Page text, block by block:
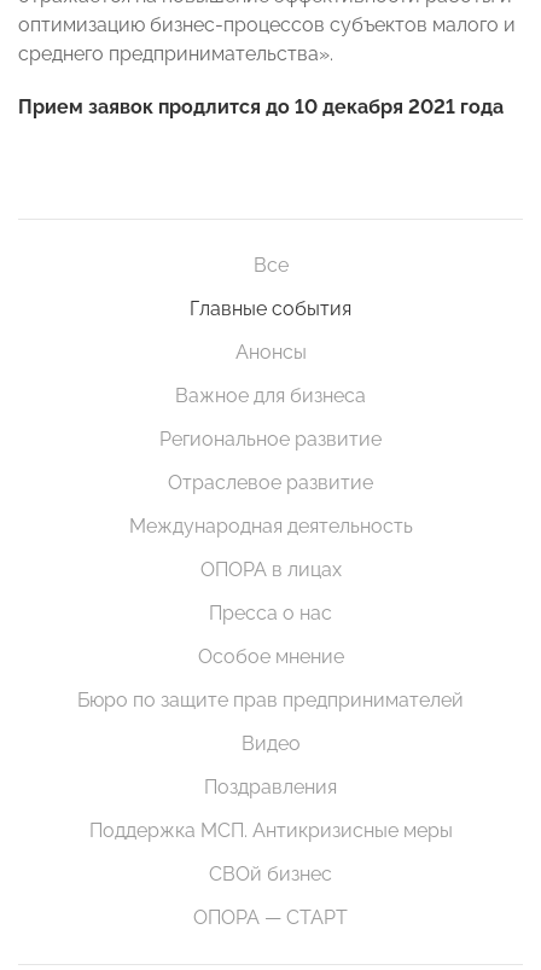
оптимизацию бизнес-процессов субъектов малого и
среднего предпринимательства».
Прием заявок продлится до 10 декабря 2021 года
Все
Главные события
Анонсы
Важное для бизнеса
Региональное развитие
Отраслевое развитие
Международная деятельность
ОПОРА в лицах
Пресса о нас
Особое мнение
Бюро по защите прав предпринимателей
Видео
Поздравления
Поддержка МСП. Антикризисные меры
СВОй бизнес
ОПОРА — СТАРТ